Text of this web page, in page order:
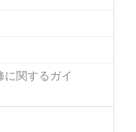
に関するガイ